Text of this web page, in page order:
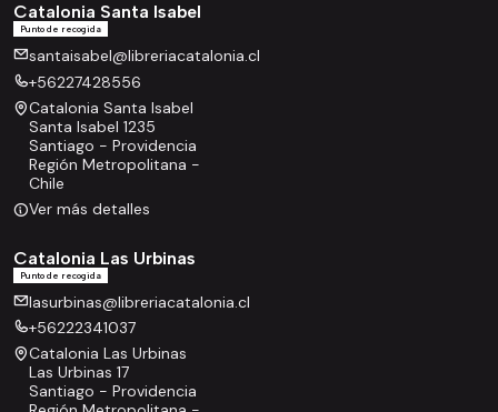
Catalonia Santa Isabel
Punto de recogida
santaisabel@libreriacatalonia.cl
+56227428556
Catalonia Santa Isabel
Santa Isabel 1235
Santiago - Providencia
Región Metropolitana -
Chile
Ver más detalles
Catalonia Las Urbinas
Punto de recogida
lasurbinas@libreriacatalonia.cl
+56222341037
Catalonia Las Urbinas
Las Urbinas 17
Santiago - Providencia